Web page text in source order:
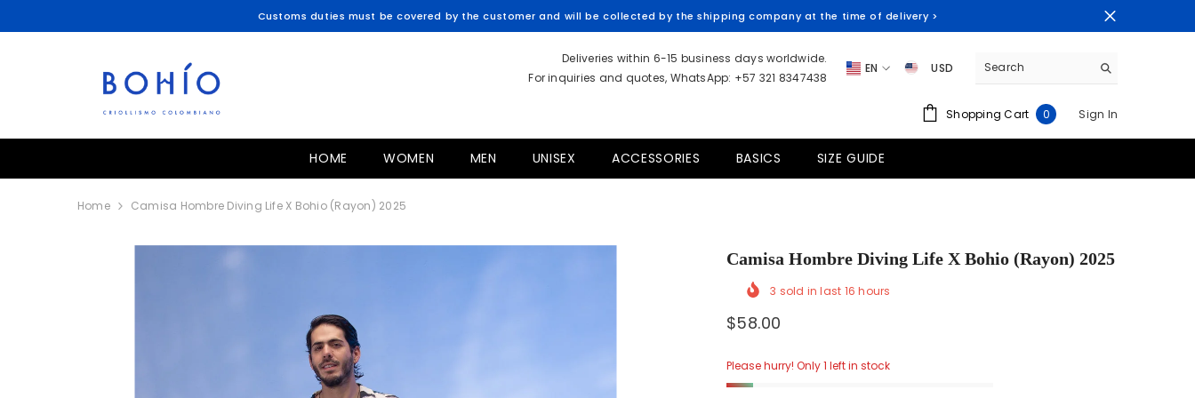
Customs duties must be covered by the customer and will be collected by the shipping company at the time of delivery >
Deliveries within 6-15 business days worldwide.
For inquiries and quotes, WhatsApp: +57 321 8347438
EN
FR
USD
CAD
PEN
Shopping Cart 00
Sign In
HOME WOMEN MEN UNISEX ACCESSORIES BASICS SIZE GUIDE
Home Camisa Hombre Diving Life X Bohio (Rayon) 2025
Camisa Hombre Diving Life X Bohio (Rayon) 2025
3 sold in last 16 hours
$58.00
Please hurry! Only 1 left in stock